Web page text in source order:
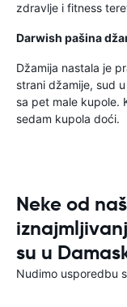
zdravlje i fitness
Darwish pašina
Džamija nastala je
strani džamije, sud
sa pet male kupole.
sedam kupola doći.
Neke od
su u
Nudimo usporedbu